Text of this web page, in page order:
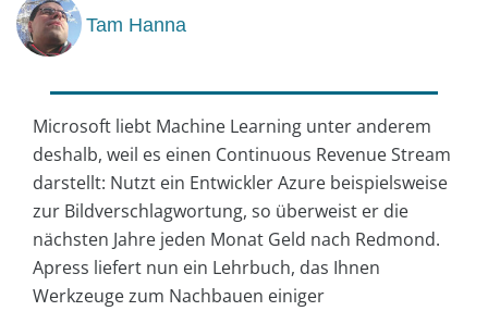
Tam Hanna
Microsoft liebt Machine Learning unter anderem
deshalb, weil es einen Continuous Revenue Stream
darstellt: Nutzt ein Entwickler Azure beispielsweise
zur Bildverschlagwortung, so überweist er die
nächsten Jahre jeden Monat Geld nach Redmond.
Apress liefert nun ein Lehrbuch, das Ihnen
Werkzeuge zum Nachbauen einiger